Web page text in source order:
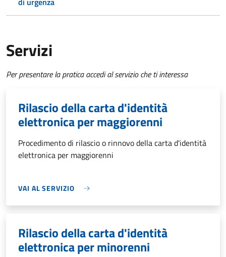
Servizi
Per presentare la pratica accedi al servizio che ti interessa
Rilascio della carta d'identità
elettronica per maggiorenni
Procedimento di rilascio o rinnovo della carta d'identità
elettronica per maggiorenni
VAI AL SERVIZIO
Rilascio della carta d'identità
elettronica per minorenni